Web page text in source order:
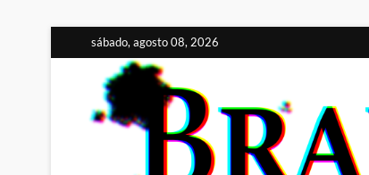
al
contenido
sábado, agosto 08, 2026